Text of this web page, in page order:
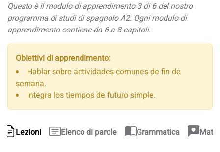
Questo è il modulo di apprendimento 3 di 6 del nostro
programma di studi di spagnolo A2. Ogni modulo di
apprendimento contiene da 6 a 8 capitoli.
Obiettivi di apprendimento:
Hablar sobre actividades comunes de fin de
semana.
Integra los tiempos de futuro simple.
Lezioni Elenco di parole Grammatica